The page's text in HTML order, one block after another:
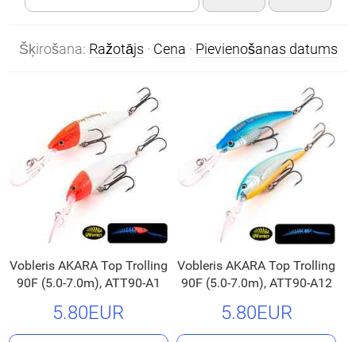
Šķirošana: Ražotājs · Cena · Pievienošanas datums
Vobleris AKARA Top Trolling
90F (5.0-7.0m), ATT90-A1
5.80EUR
Vobleris AKARA Top Trolling
90F (5.0-7.0m), ATT90-A12
5.80EUR